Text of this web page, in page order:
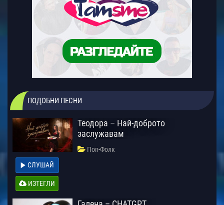
ПОДОБНИ ПЕСНИ
Теодора – Най-доброто
заслужавам
Поп-Фолк
СЛУШАЙ
ИЗТЕГЛИ